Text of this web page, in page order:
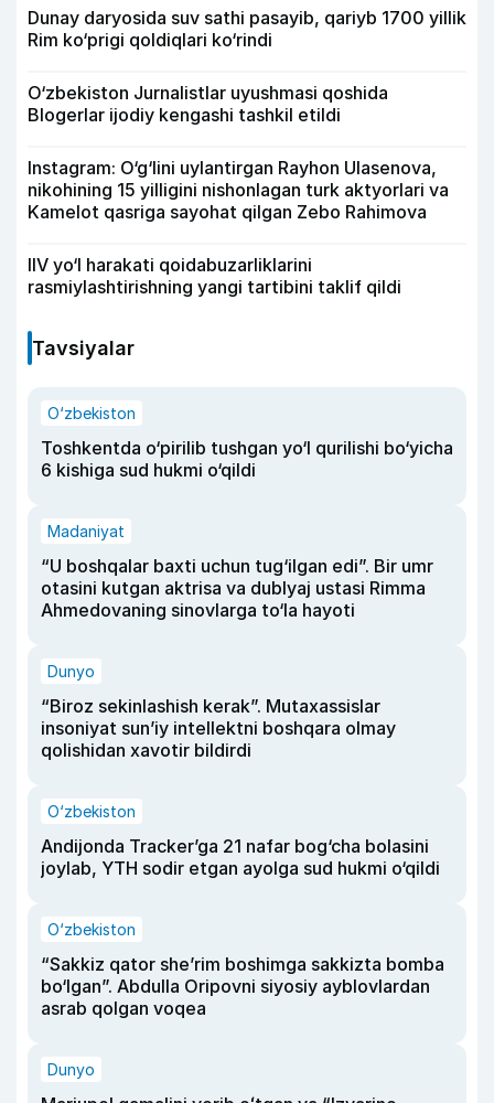
Dunay daryosida suv sathi pasayib, qariyb 1700 yillik
Rim ko‘prigi qoldiqlari ko‘rindi
O‘zbekiston Jurnalistlar uyushmasi qoshida
Blogerlar ijodiy kengashi tashkil etildi
Instagram: O‘g‘lini uylantirgan Rayhon Ulasenova,
nikohining 15 yilligini nishonlagan turk aktyorlari va
Kamelot qasriga sayohat qilgan Zebo Rahimova
IIV yo‘l harakati qoidabuzarliklarini
rasmiylashtirishning yangi tartibini taklif qildi
Tavsiyalar
O‘zbekiston
Toshkentda o‘pirilib tushgan yo‘l qurilishi bo‘yicha
6 kishiga sud hukmi o‘qildi
Madaniyat
“U boshqalar baxti uchun tug‘ilgan edi”. Bir umr
otasini kutgan aktrisa va dublyaj ustasi Rimma
Ahmedovaning sinovlarga to‘la hayoti
Dunyo
“Biroz sekinlashish kerak”. Mutaxassislar
insoniyat sun’iy intellektni boshqara olmay
qolishidan xavotir bildirdi
O‘zbekiston
Andijonda Tracker’ga 21 nafar bog‘cha bolasini
joylab, YTH sodir etgan ayolga sud hukmi o‘qildi
O‘zbekiston
“Sakkiz qator she’rim boshimga sakkizta bomba
bo‘lgan”. Abdulla Oripovni siyosiy ayblovlardan
asrab qolgan voqea
Dunyo